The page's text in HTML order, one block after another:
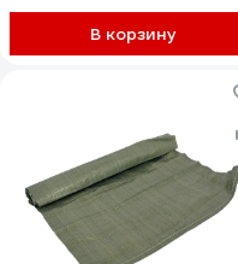
В корзину